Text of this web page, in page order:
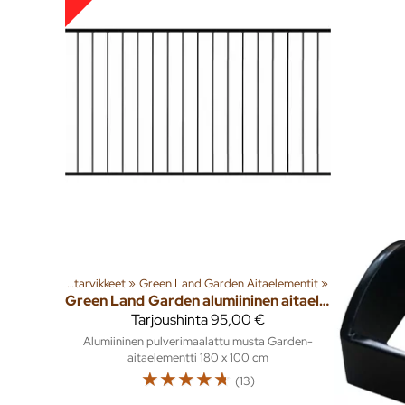
Aidat ja aitatarvikkeet‪» Green Land Garden Aitaelementit‪»
Green Land
Garden alumiininen aitaelementti 100x180cm, musta
Tarjoushinta95,00 €
Alumiininen pulverimaalattu musta Garden-
aitaelementti 180 x 100 cm
☆☆☆☆☆ (13)